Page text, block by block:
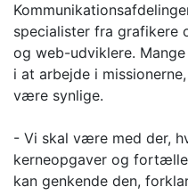
specialister fra grafikere
og web-udviklere.
i at arbejde i
være synlige.
- Vi skal være med der,
kerneopgaver og
kan genkende den,